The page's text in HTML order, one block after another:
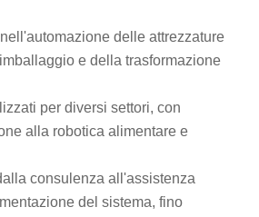
delle attrezzature
e della trasformazione
per diversi settori, con
alla robotica alimentare e
consulenza all'assistenza
del sistema, fino